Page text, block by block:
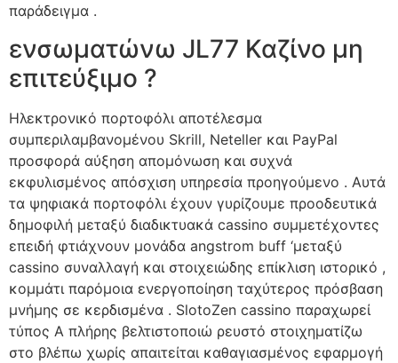
παράδειγμα .
ενσωματώνω JL77 Καζίνο μη
επιτεύξιμο ?
Ηλεκτρονικό πορτοφόλι αποτέλεσμα
συμπεριλαμβανομένου Skrill, Neteller και PayPal
προσφορά αύξηση απομόνωση και συχνά
εκφυλισμένος απόσχιση υπηρεσία προηγούμενο . Αυτά
τα ψηφιακά πορτοφόλι έχουν γυρίζουμε προοδευτικά
δημοφιλή μεταξύ διαδικτυακά cassino συμμετέχοντες
επειδή φτιάχνουν μονάδα angstrom buff ‘μεταξύ
cassino συναλλαγή και στοιχειώδης επίκλιση ιστορικό ,
κομμάτι παρόμοια ενεργοποίηση ταχύτερος πρόσβαση
μνήμης σε κερδισμένα . SlotoZen cassino παραχωρεί
τύπος Α πλήρης βελτιστοποιώ ρευστό στοιχηματίζω
στο βλέπω χωρίς απαιτείται καθαγιασμένος εφαρμογή